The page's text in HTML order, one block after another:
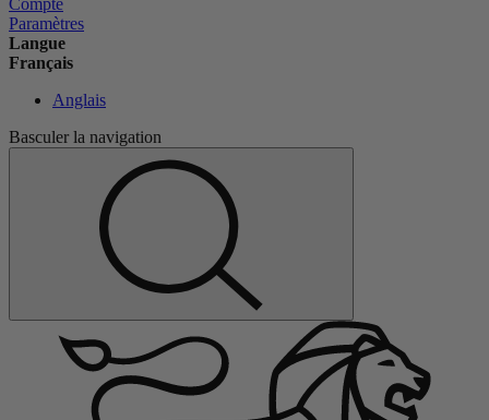
Compte
Paramètres
Langue
Français
Anglais
Basculer la navigation